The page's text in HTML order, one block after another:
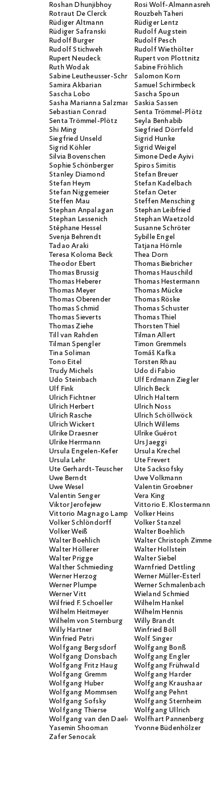
Roshan Dhunjibhoy
Rosi Wolf-Almannasreh
Rotraut De Clerck
Rouzbeh Taheri
Rüdiger Altmann
Rüdiger Lentz
Rüdiger Safranski
Rudolf Augstein
Rudolf Burger
Rudolf Pesch
Rudolf Stichweh
Rudolf Wiethölter
Rupert Neudeck
Rupert von Plottnitz
Ruth Wodak
Sabine Fröhlich
Sabine Leutheusser-Schnarrenberger
Salomon Korn
Samira Akbarian
Samuel Schirmbeck
Sascha Lobo
Sascha Spoun
Sasha Marianna Salzmann Saskia Sassen
Sebastian Conrad
Senta Trömmel-Plötz
Senta Trömmel-Plötz
Seyla Benhabib
Shi Ming
Siegfried Dörrfeld
Siegfried Unseld
Sigrid Hunke
Sigrid Köhler
Sigrid Weigel
Silvia Bovenschen
Simone Dede Ayivi
Sophie Schönberger
Spiros Simitis
Stanley Diamond
Stefan Breuer
Stefan Heym
Stefan Kadelbach
Stefan Niggemeier
Stefan Oeter
Steffen Mau
Steffen Mensching
Stephan Anpalagan
Stephan Leibfried
Stephan Lessenich
Stephan Waetzold
Stéphane Hessel
Susanne Schröter
Svenja Behrendt
Sybille Engel
Tadao Araki
Tatjana Hörnle
Teresa Koloma Beck
Thea Dorn
Theodor Ebert
Thomas Biebricher
Thomas Brussig
Thomas Hauschild
Thomas Heberer
Thomas Hestermann
Thomas Meyer
Thomas Mücke
Thomas Oberender
Thomas Röske
Thomas Schmid
Thomas Schuster
Thomas Sieverts
Thomas Thiel
Thomas Ziehe
Thorsten Thiel
Till van Rahden
Tilman Allert
Tilman Spengler
Timon Gremmels
Tina Soliman
Tomáš Kafka
Tono Eitel
Torsten Rhau
Trudy Michels
Udo di Fabio
Udo Steinbach
Ulf Erdmann Ziegler
Ulf Fink
Ulrich Beck
Ulrich Fichtner
Ulrich Haltern
Ulrich Herbert
Ulrich Noss
Ulrich Rasche
Ulrich Schöllwöck
Ulrich Wickert
Ulrich Willems
Ulrike Draesner
Ulrike Guérot
Ulrike Herrmann
Urs Jaeggi
Ursula Engelen-Kefer
Ursula Krechel
Ursula Lehr
Ute Frevert
Ute Gerhardt-Teuscher
Ute Sacksofsky
Uwe Berndt
Uwe Volkmann
Uwe Wesel
Valentin Groebner
Valentin Senger
Vera King
Viktor Jerofejew
Vittorio E. Klostermann
Vittorio Magnago LampugnaniVolker Heins
Volker Schlöndorff
Volker Stanzel
Volker Weiß
Walter Boehlich
Walter Boehlich
Walter Christoph Zimmerli
Walter Höllerer
Walter Hollstein
Walter Prigge
Walter Siebel
Walther Schmieding
Warnfried Dettling
Werner Herzog
Werner Müller-Esterl
Werner Plumpe
Werner Schmalenbach
Werner Vitt
Wieland Schmied
Wilfried F. Schoeller
Wilhelm Hankel
Wilhelm Heitmeyer
Wilhelm Hennis
Wilhelm von Sternburg
Willy Brandt
Willy Hartner
Winfried Böll
Winfried Petri
Wolf Singer
Wolfgang Bergsdorf
Wolfgang Bonß
Wolfgang Donsbach
Wolfgang Engler
Wolfgang Fritz Haug
Wolfgang Frühwald
Wolfgang Gremm
Wolfgang Harder
Wolfgang Huber
Wolfgang Kraushaar
Wolfgang Mommsen
Wolfgang Pehnt
Wolfgang Sofsky
Wolfgang Sternheim
Wolfgang Thierse
Wolfgang Ullrich
Wolfgang van den Daele
Wolfhart Pannenberg
Yasemin Shooman
Yvonne Büdenhölzer
Zafer Senocak